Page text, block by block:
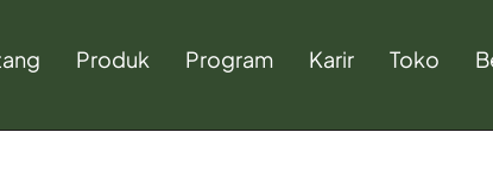
Produk Program Karir Toko